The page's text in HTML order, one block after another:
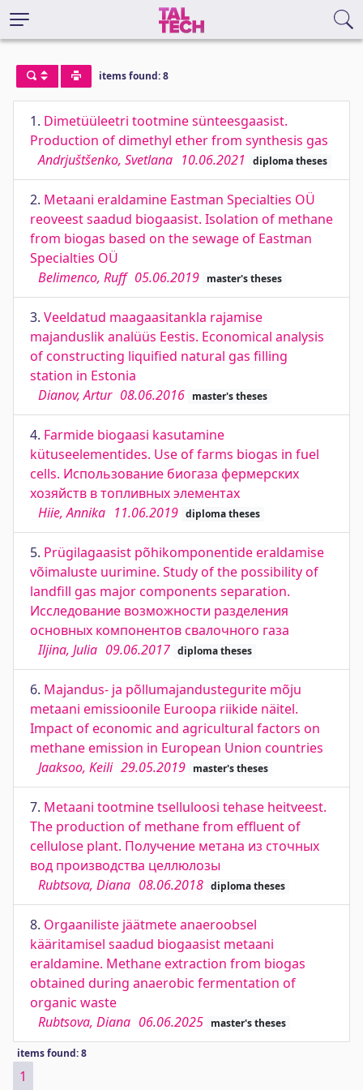
items found: 8
1. Dimetüüleetri tootmine sünteesgaasist.
Production of dimethyl ether from synthesis gas
Andrjuštšenko, Svetlana 10.06.2021 diploma theses
2. Metaani eraldamine Eastman Specialties OÜ
reoveest saadud biogaasist. Isolation of methane
from biogas based on the sewage of Eastman
Specialties OÜ
Belimenco, Ruff 05.06.2019 master's theses
3. Veeldatud maagaasitankla rajamise
majanduslik analüüs Eestis. Economical analysis
of constructing liquified natural gas filling
station in Estonia
Dianov, Artur 08.06.2016 master's theses
4. Farmide biogaasi kasutamine
kütuseelementides. Use of farms biogas in fuel
cells. Использование биогаза фермерских
хозяйств в топливных элементах
Hiie, Annika 11.06.2019 diploma theses
5. Prügilagaasist põhikomponentide eraldamise
võimaluste uurimine. Study of the possibility of
landfill gas major components separation.
Исследование возможности разделения
основных компонентов свалочного газа
Iljina, Julia 09.06.2017 diploma theses
6. Majandus- ja põllumajandustegurite mõju
metaani emissioonile Euroopa riikide näitel.
Impact of economic and agricultural factors on
methane emission in European Union countries
Jaaksoo, Keili 29.05.2019 master's theses
7. Metaani tootmine tselluloosi tehase heitveest.
The production of methane from effluent of
cellulose plant. Получение метана из сточных
вод производства целлюлозы
Rubtsova, Diana 08.06.2018 diploma theses
8. Orgaaniliste jäätmete anaeroobsel
kääritamisel saadud biogaasist metaani
eraldamine. Methane extraction from biogas
obtained during anaerobic fermentation of
organic waste
Rubtsova, Diana 06.06.2025 master's theses
items found: 8
1